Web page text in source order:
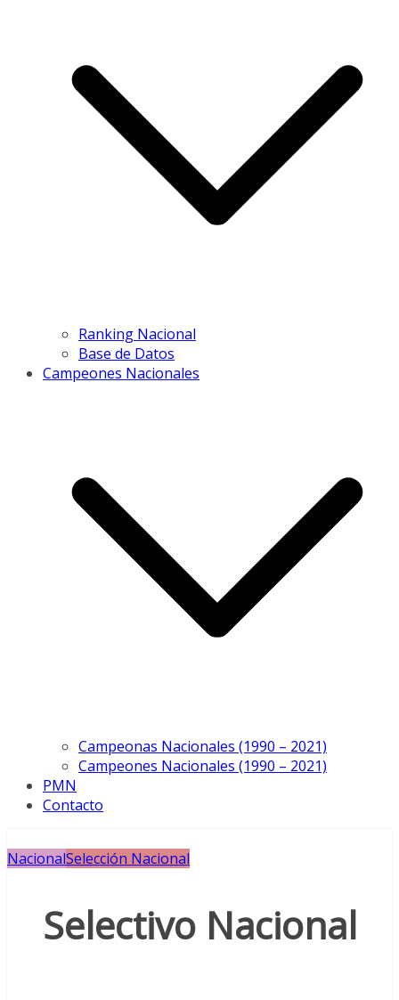
Ranking Nacional
Base de Datos
Campeones Nacionales
Campeonas Nacionales (1990 – 2021)
Campeones Nacionales (1990 – 2021)
PMN
Contacto
NacionalSelección Nacional
Selectivo Nacional